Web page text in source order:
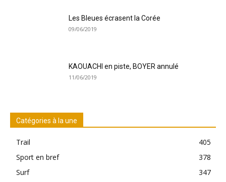
Les Bleues écrasent la Corée
09/06/2019
KAOUACHI en piste, BOYER annulé
11/06/2019
Catégories à la une
Trail
405
Sport en bref
378
Surf
347